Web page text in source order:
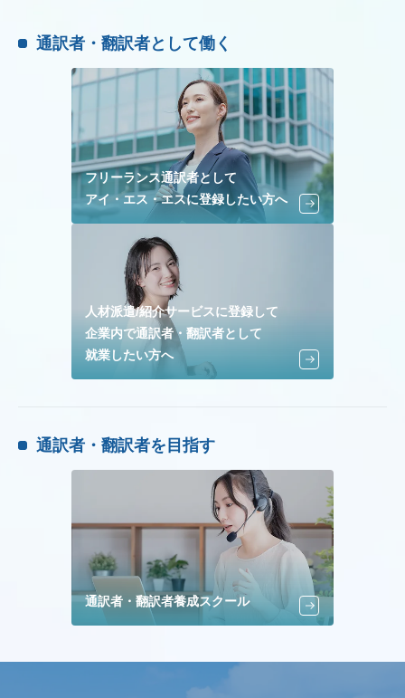
通訳者・翻訳者として働く
フリーランス通訳者として
アイ・エス・エスに登録したい方へ
人材派遣/紹介サービスに登録して
企業内で通訳者・翻訳者として
就業したい方へ
通訳者・翻訳者を目指す
通訳者・翻訳者養成スクール